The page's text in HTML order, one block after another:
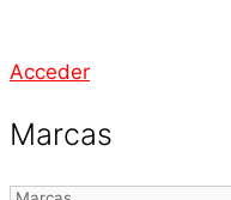
Acceder
Marcas